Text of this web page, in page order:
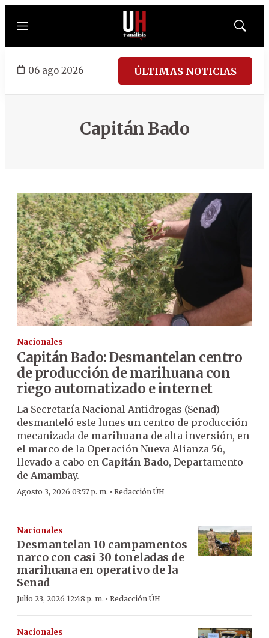
Menú
Mostrar
06 ago 2026 ÚLTIMAS NOTICIAS
Capitán Bado
Nacionales
Capitán Bado: Desmantelan centro
de producción de marihuana con
riego automatizado e internet
La Secretaría Nacional Antidrogas (Senad)
desmanteló este lunes un centro de producción
mecanizada de marihuana de alta inversión, en
el marco de la Operación Nueva Alianza 56,
llevado a cabo en Capitán Bado, Departamento
de Amambay.
Agosto 3, 2026 03:57 p. m. · Redacción ÚH
Nacionales
Desmantelan 10 campamentos
narco con casi 30 toneladas de
marihuana en operativo de la
Senad
Julio 23, 2026 12:48 p. m. · Redacción ÚH
Nacionales